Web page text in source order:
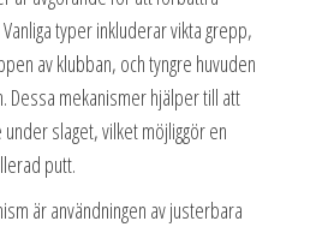
typer inkluderar vikta grepp,
av klubban, och tyngre huvuden
Dessa mekanismer hjälper till att
slaget, vilket möjliggör en
putt.
är användningen av justerbara